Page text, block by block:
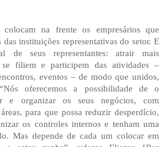
colocam na frente os empresários que
instituições representativas do setor. E
de seus representantes: atrair mais
se filiem e participem das atividades –
eventos – de modo que unidos,
oferecemos a possibilidade de o
e organizar os seus negócios, com
para que possa reduzir desperdício,
os controles internos e tenham uma
Mas depende de cada um colocar em